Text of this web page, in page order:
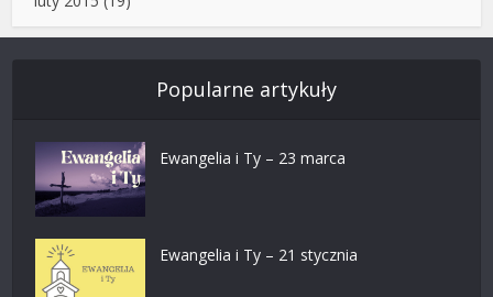
Popularne artykuły
Ewangelia i Ty – 23 marca
Ewangelia i Ty – 21 stycznia